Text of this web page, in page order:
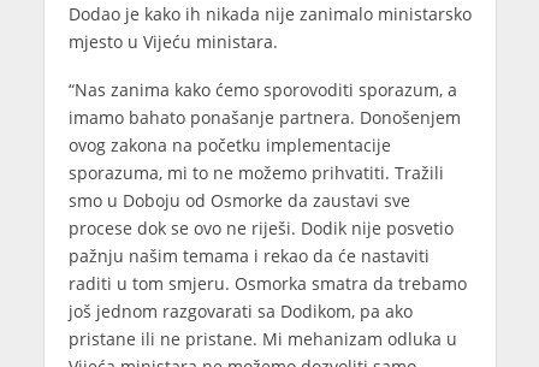
Dodao je kako ih nikada nije zanimalo ministarsko
mjesto u Vijeću ministara.
“Nas zanima kako ćemo sporovoditi sporazum, a
imamo bahato ponašanje partnera. Donošenjem
ovog zakona na početku implementacije
sporazuma, mi to ne možemo prihvatiti. Tražili
smo u Doboju od Osmorke da zaustavi sve
procese dok se ovo ne riješi. Dodik nije posvetio
pažnju našim temama i rekao da će nastaviti
raditi u tom smjeru. Osmorka smatra da trebamo
još jednom razgovarati sa Dodikom, pa ako
pristane ili ne pristane. Mi mehanizam odluka u